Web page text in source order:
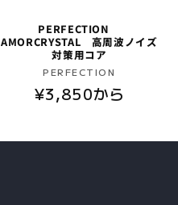
PERFECTION
AMORCRYSTAL 高周波ノイズ
対策用コア
販
売
PERFECTION
通
¥3,850から